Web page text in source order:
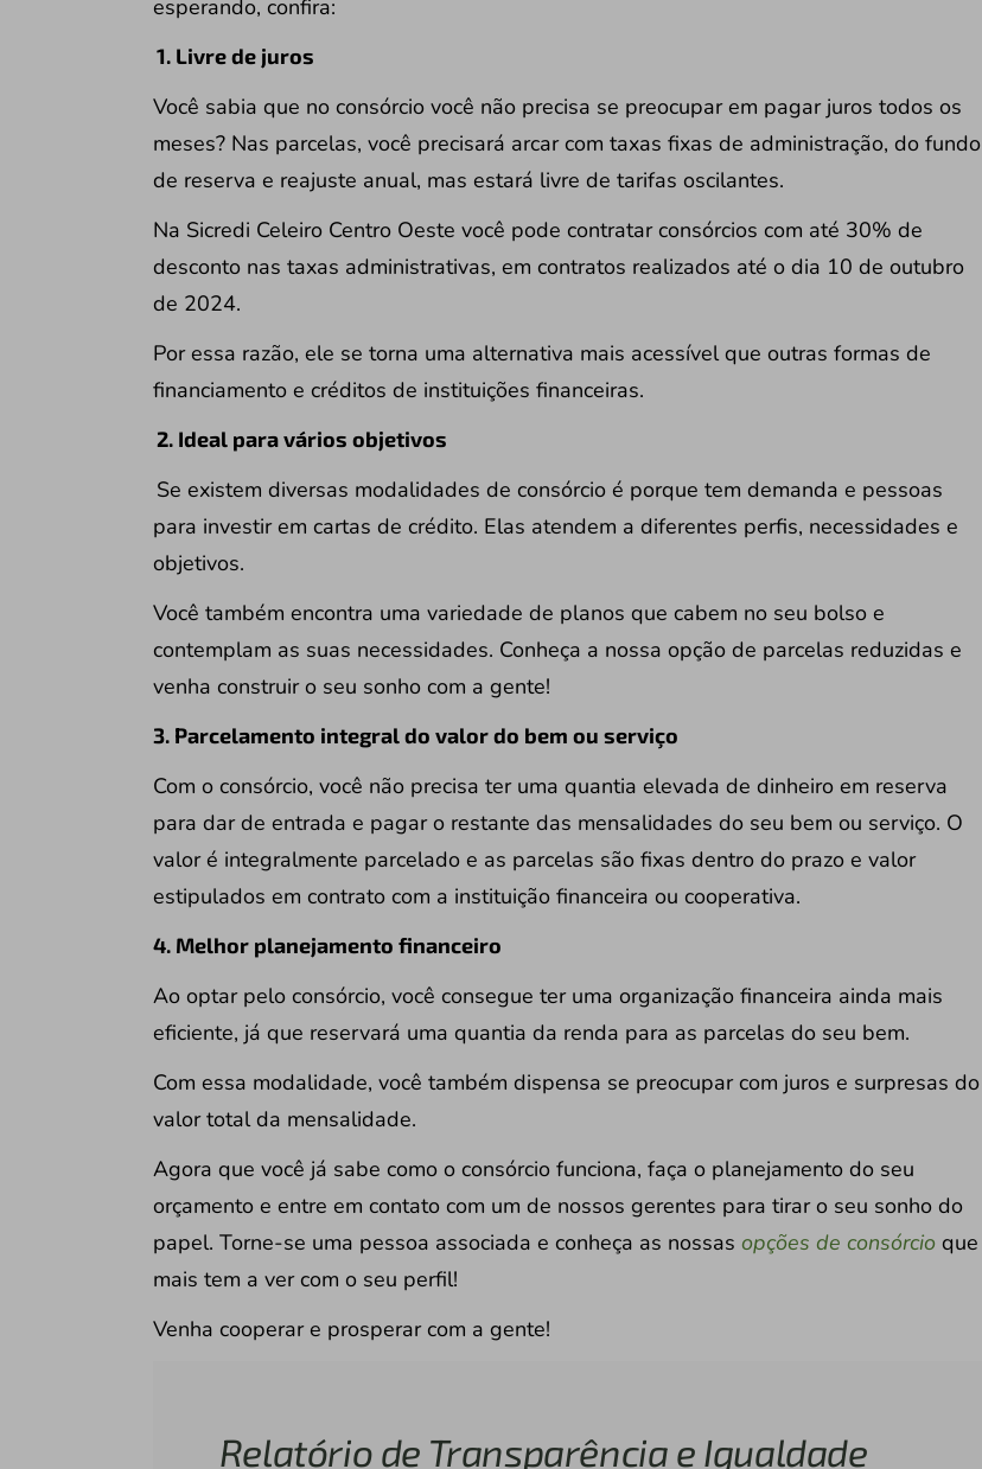
esperando, confira:
1. Livre de juros
Você sabia que no consórcio você não precisa se preocupar em pagar juros todos os
meses? Nas parcelas, você precisará arcar com taxas fixas de administração, do fundo
de reserva e reajuste anual, mas estará livre de tarifas oscilantes.
Na Sicredi Celeiro Centro Oeste você pode contratar consórcios com até 30% de
desconto nas taxas administrativas, em contratos realizados até o dia 10 de outubro
de 2024.
Por essa razão, ele se torna uma alternativa mais acessível que outras formas de
financiamento e créditos de instituições financeiras.
2. Ideal para vários objetivos
Se existem diversas modalidades de consórcio é porque tem demanda e pessoas
para investir em cartas de crédito. Elas atendem a diferentes perfis, necessidades e
objetivos.
Você também encontra uma variedade de planos que cabem no seu bolso e
contemplam as suas necessidades. Conheça a nossa opção de parcelas reduzidas e
venha construir o seu sonho com a gente!
3. Parcelamento integral do valor do bem ou serviço
Com o consórcio, você não precisa ter uma quantia elevada de dinheiro em reserva
para dar de entrada e pagar o restante das mensalidades do seu bem ou serviço. O
valor é integralmente parcelado e as parcelas são fixas dentro do prazo e valor
estipulados em contrato com a instituição financeira ou cooperativa.
4. Melhor planejamento financeiro
Ao optar pelo consórcio, você consegue ter uma organização financeira ainda mais
eficiente, já que reservará uma quantia da renda para as parcelas do seu bem.
Com essa modalidade, você também dispensa se preocupar com juros e surpresas do
valor total da mensalidade.
Agora que você já sabe como o consórcio funciona, faça o planejamento do seu
orçamento e entre em contato com um de nossos gerentes para tirar o seu sonho do
papel. Torne-se uma pessoa associada e conheça as nossas opções de consórcio que
mais tem a ver com o seu perfil!
Venha cooperar e prosperar com a gente!
Relatório de Transparência e Igualdade